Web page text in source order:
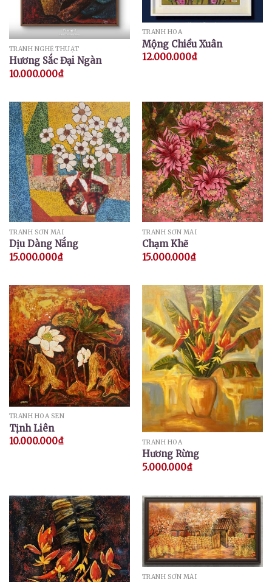
TRANH NGHỆ THUẬT
Hương Sắc Đại Ngàn
10.000.000₫
TRANH HOA
Mộng Chiều Xuân
12.000.000₫
TRANH SƠN MÀI
Dịu Dàng Nắng
15.000.000₫
TRANH SƠN MÀI
Chạm Khẽ
15.000.000₫
TRANH HOA SEN
Tịnh Liên
10.000.000₫ TRANH HOA
Hương Rừng
5.000.000₫
TRANH SƠN MÀI